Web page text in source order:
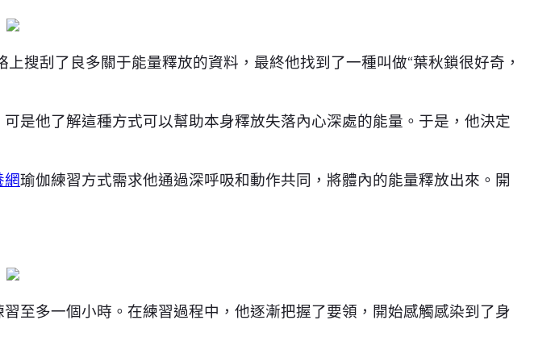
搜刮了良多關于能量釋放的資料，最終他找到了一種叫做“葉秋鎖很好奇，
是他了解這種方式可以幫助本身釋放失落內心深處的能量。于是，他決定
網瑜伽練習方式需求他通過深呼吸和動作共同，將體內的能量釋放出來。開
至多一個小時。在練習過程中，他逐漸把握了要領，開始感觸感染到了身